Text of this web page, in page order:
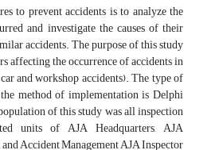
to prevent accidents is to analyze the
and investigate the causes of their
accidents. The purpose of this study
affecting the occurrence of accidents in
and workshop accidents). The type of
method of implementation is Delphi
of this study was all inspection
units of AJA Headquarters, AJA
Accident Management AJA Inspector